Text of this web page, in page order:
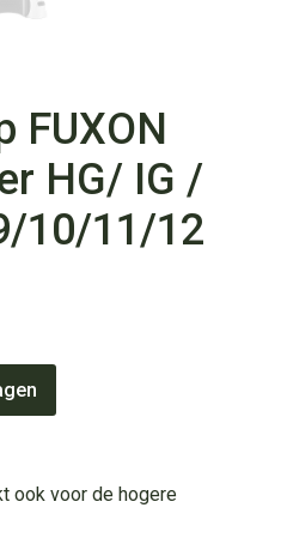
FUXON
HG/ IG /
10/11/12
ook voor de hogere